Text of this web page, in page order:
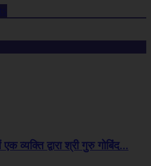
द्वारा श्री गुरु गोबिंद...